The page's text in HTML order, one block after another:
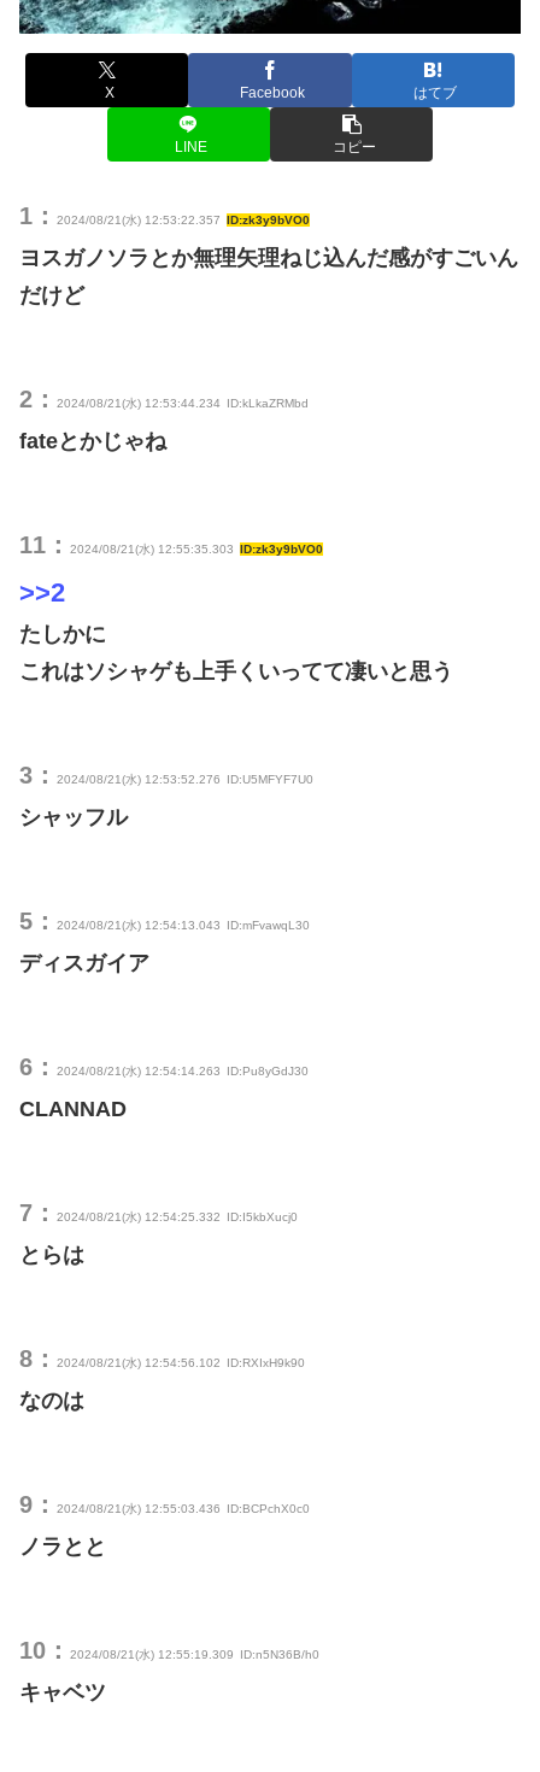
X Facebook はてブ
LINE コピー
1： 2024/08/21(水) 12:53:22.357 ID:zk3y9bVO0
ヨスガノソラとか無理矢理ねじ込んだ感がすごいん
だけど
2： 2024/08/21(水) 12:53:44.234 ID:kLkaZRMbd
fateとかじゃね
11： 2024/08/21(水) 12:55:35.303 ID:zk3y9bVO0
>>2
たしかに
これはソシャゲも上手くいってて凄いと思う
3： 2024/08/21(水) 12:53:52.276 ID:U5MFYF7U0
シャッフル
5： 2024/08/21(水) 12:54:13.043 ID:mFvawqL30
ディスガイア
6： 2024/08/21(水) 12:54:14.263 ID:Pu8yGdJ30
CLANNAD
7： 2024/08/21(水) 12:54:25.332 ID:I5kbXucj0
とらは
8： 2024/08/21(水) 12:54:56.102 ID:RXIxH9k90
なのは
9： 2024/08/21(水) 12:55:03.436 ID:BCPchX0c0
ノラとと
10： 2024/08/21(水) 12:55:19.309 ID:n5N36B/h0
キャベツ